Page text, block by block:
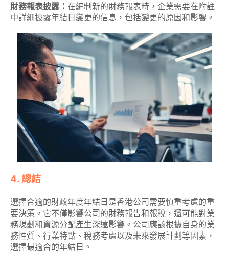
財務報表披露： 在編制新的財務報表時，企業需要在附註
中詳細披露年結日變更的信息，包括變更的原因和影響。
4. 總結
選擇合適的財政年度年結日是香港公司需要慎重考慮的重
要決策。它不僅影響公司的財務報告和報稅，還可能對業
務規劃和資源分配產生深遠影響。公司應該根據自身的業
務性質、行業特點、稅務考慮以及未來發展計劃等因素，
選擇最適合的年結日。